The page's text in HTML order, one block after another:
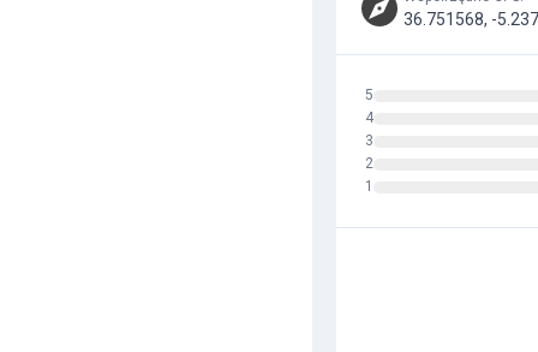
36.751568, -
5
4
3
2
1